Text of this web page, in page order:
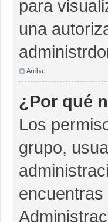
para
una
Arriba
¿Por qué
Los
grupo,